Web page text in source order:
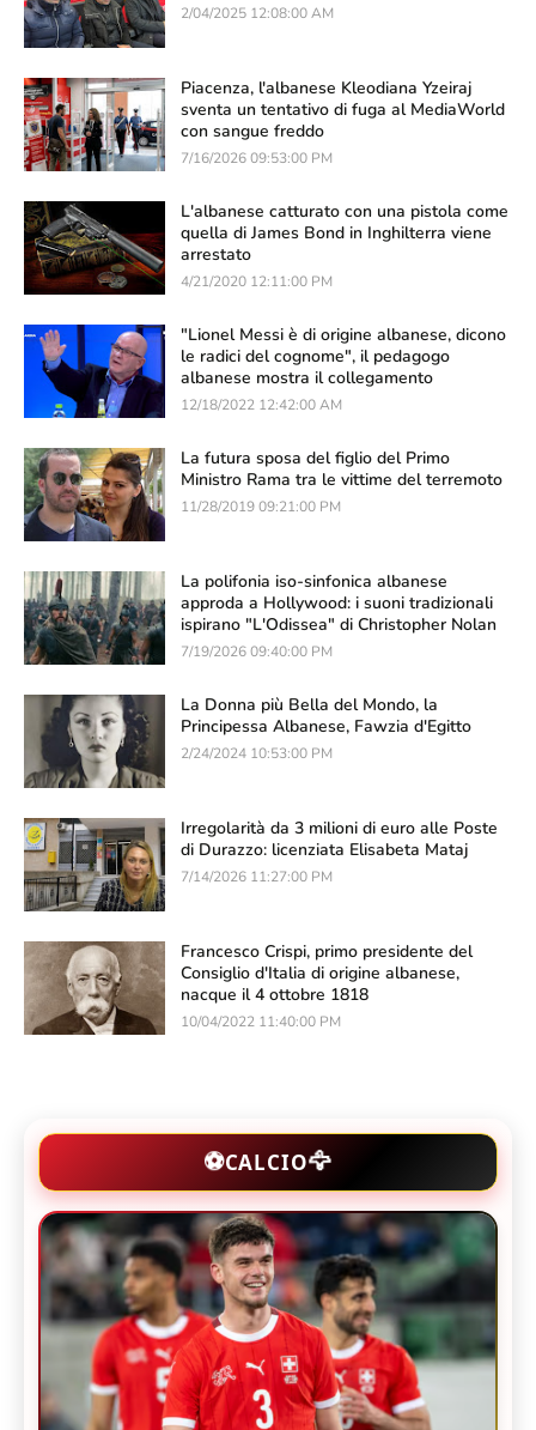
2/04/2025 12:08:00 AM
Piacenza, l'albanese Kleodiana Yzeiraj
sventa un tentativo di fuga al MediaWorld
con sangue freddo
7/16/2026 09:53:00 PM
L'albanese catturato con una pistola come
quella di James Bond in Inghilterra viene
arrestato
4/21/2020 12:11:00 PM
"Lionel Messi è di origine albanese, dicono
le radici del cognome", il pedagogo
albanese mostra il collegamento
12/18/2022 12:42:00 AM
La futura sposa del figlio del Primo
Ministro Rama tra le vittime del terremoto
11/28/2019 09:21:00 PM
La polifonia iso-sinfonica albanese
approda a Hollywood: i suoni tradizionali
ispirano "L'Odissea" di Christopher Nolan
7/19/2026 09:40:00 PM
La Donna più Bella del Mondo, la
Principessa Albanese, Fawzia d'Egitto
2/24/2024 10:53:00 PM
Irregolarità da 3 milioni di euro alle Poste
di Durazzo: licenziata Elisabeta Mataj
7/14/2026 11:27:00 PM
Francesco Crispi, primo presidente del
Consiglio d'Italia di origine albanese,
nacque il 4 ottobre 1818
10/04/2022 11:40:00 PM
⚽CALCIO🦅